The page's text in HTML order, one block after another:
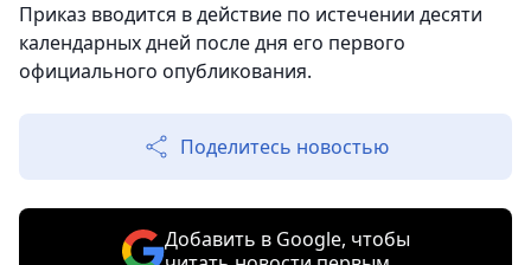
Приказ вводится в действие по истечении десяти
календарных дней после дня его первого
официального опубликования.
Поделитесь новостью
Добавить в Google, чтобы